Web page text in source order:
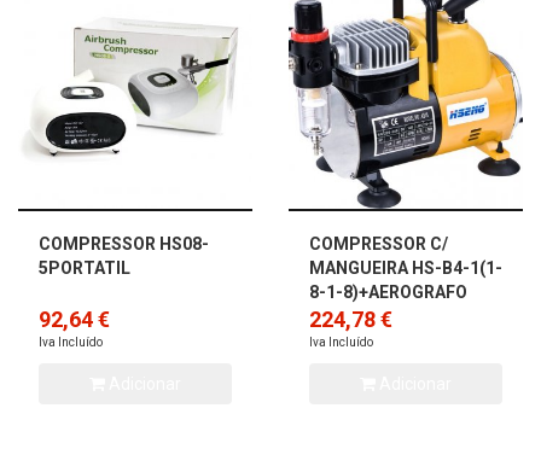
COMPRESSOR HS08-
5PORTATIL
92,64 €
Iva Incluído
COMPRESSOR C/
MANGUEIRA HS-B4-1(1-
8-1-8)+AEROGRAFO
DUPLA ACÇAO HS-30
224,78 €
Iva Incluído